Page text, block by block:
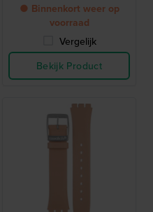
● Binnenkort weer op
voorraad
Vergelijk
Bekijk Product